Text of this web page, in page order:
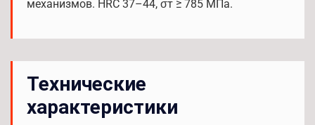
механизмов. HRC 37–44, σт ≥ 785 МПа.
Технические
характеристики